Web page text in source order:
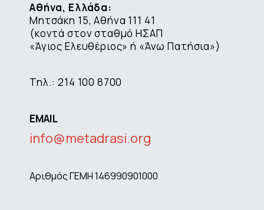
Αθήνα, Ελλάδα:
Μητσάκη 15, Αθήνα 111 41
(κοντά στον σταθμό ΗΣΑΠ
«Άγιος Ελευθέριος» ή «Άνω Πατήσια»)
Τηλ.: 214 100 8700
EMAIL
info@metadrasi.org
Αριθμός ΓΕΜΗ 146990901000